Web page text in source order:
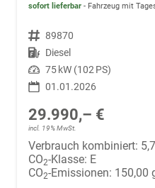
sofort lieferbar Fahrzeug mit
Fahrzeugnr. 89870
Kraftstoff Diesel
Leistung 75 kW (102 PS)
01.01.2026
29.990,– €
incl. 19% MwSt.
Verbrauch kombiniert:
CO2-Klasse: E
CO2-Emissionen: 150,00